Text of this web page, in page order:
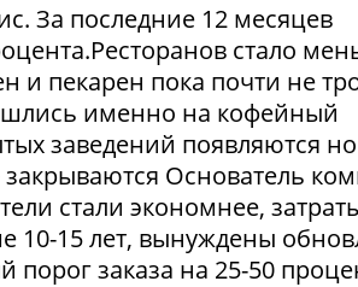
За последние 12 месяцев
стало
и пекарен пока почти не
именно на кофейный
заведений появляются
Основатель
стали экономнее,
10-15 лет, вынуждены
заказа на 25-50